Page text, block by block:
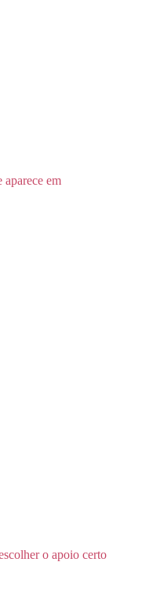
aparece em
o apoio certo